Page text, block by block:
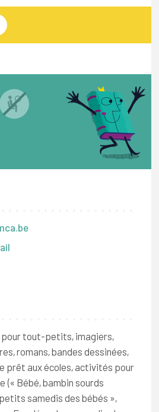
pour tout-petits, imagiers,
romans, bandes dessinées,
prêt aux écoles, activités pour
(« Bébé, bambin sourds
samedis des bébés »,